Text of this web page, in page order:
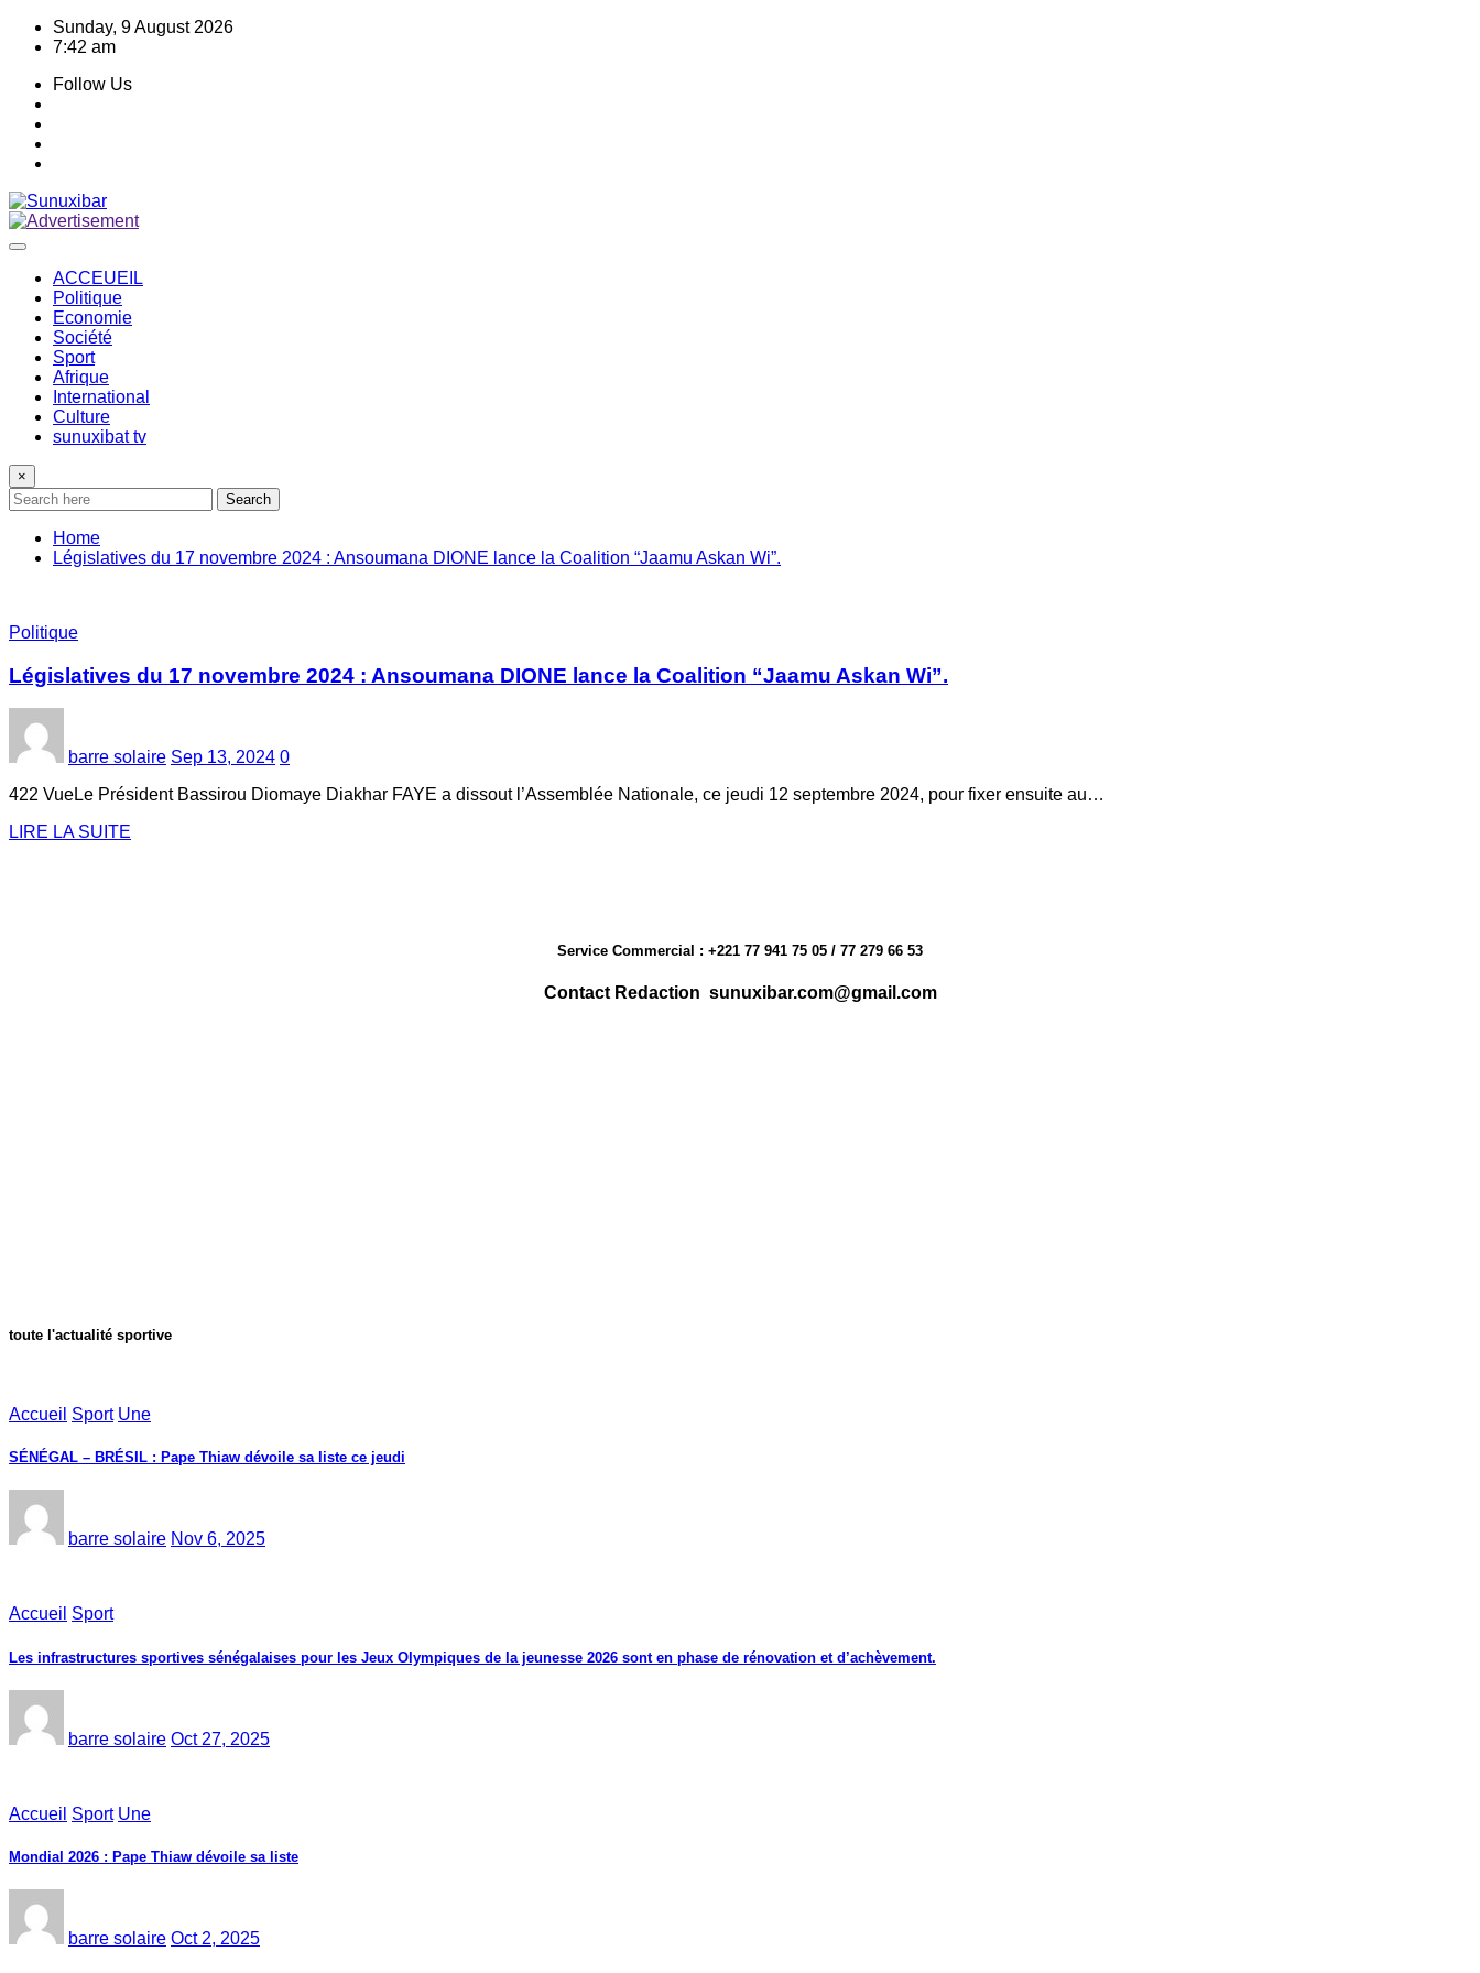
Skip
Sunday, 9 August 2026
7:42 am
Follow Us
ACCEUEIL
Politique
Economie
Société
Sport
Afrique
International
Culture
sunuxibat tv
×
Search
Home
Législatives du 17 novembre 2024 : Ansoumana DIONE lance la Coalition “Jaamu Askan Wi”.
Politique
Législatives du 17 novembre 2024 : Ansoumana DIONE lance la Coalition “Jaamu Askan Wi”.
barre solaire Sep 13, 2024 0
422 VueLe Président Bassirou Diomaye Diakhar FAYE a dissout l’Assemblée Nationale, ce jeudi 12 septembre 2024, pour fixer ensuite au…
LIRE LA SUITE
Service Commercial : +221 77 941 75 05 / 77 279 66 53
Contact Redaction sunuxibar.com@gmail.com
toute l'actualité sportive
Accueil Sport Une
SÉNÉGAL – BRÉSIL : Pape Thiaw dévoile sa liste ce jeudi
barre solaire Nov 6, 2025
Accueil Sport
Les infrastructures sportives sénégalaises pour les Jeux Olympiques de la jeunesse 2026 sont en phase de rénovation et d’achèvement.
barre solaire Oct 27, 2025
Accueil Sport Une
Mondial 2026 : Pape Thiaw dévoile sa liste
barre solaire Oct 2, 2025